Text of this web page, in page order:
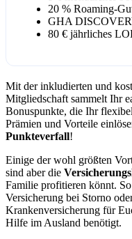
20 % Roaming-
GHA
80 € jährliches
Mit der inkludierten und
Mitgliedschaft sammelt Ihr
Bonuspunkte, die Ihr
Prämien und Vorteile
Punkteverfall!
Einige der wohl größten
sind aber die
Familie profitieren könnt.
Versicherung bei Storno
Krankenversicherung für
Hilfe im Ausland benötigt.